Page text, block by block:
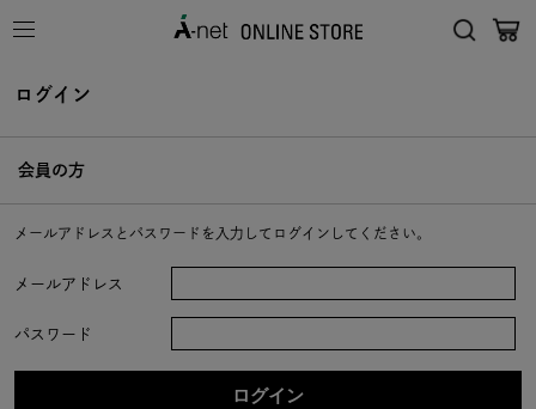
ログイン
会員の方
メールアドレスとパスワードを入力してログインしてください。
メールアドレス
パスワード